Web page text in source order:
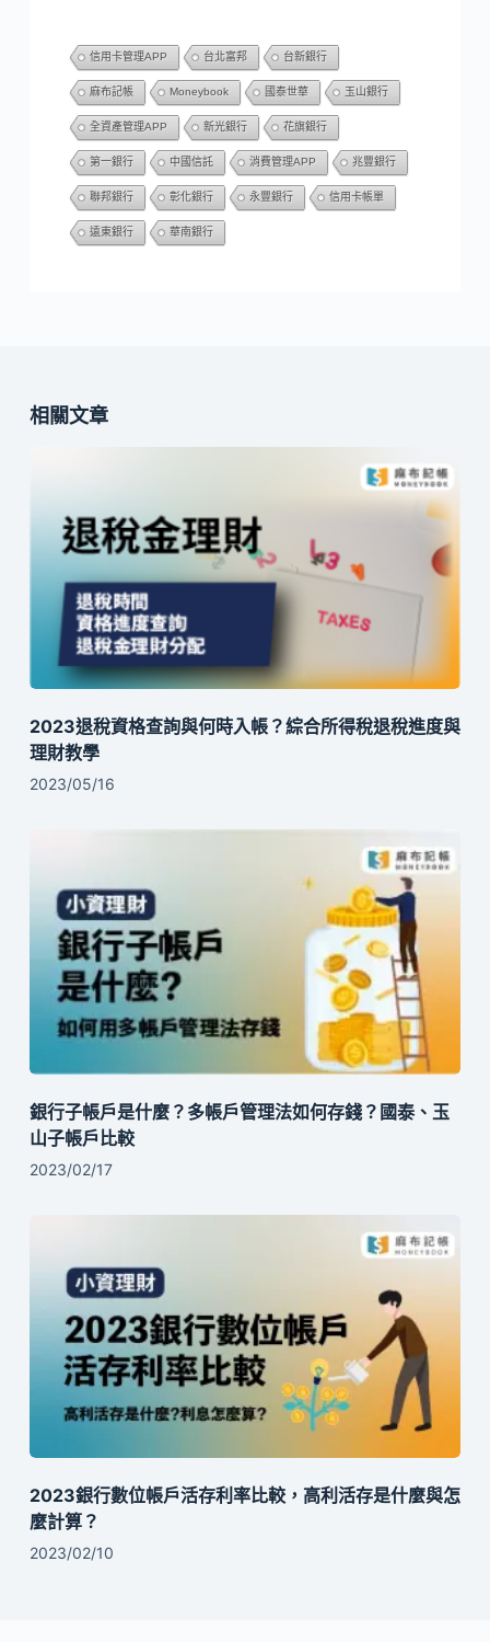
信用卡管理APP 台北富邦 台新銀行
麻布記帳 Moneybook 國泰世華 玉山銀行
全資產管理APP 新光銀行 花旗銀行
第一銀行 中國信託 消費管理APP 兆豐銀行
聯邦銀行 彰化銀行 永豐銀行 信用卡帳單
遠東銀行 華南銀行
相關文章
2023退稅資格查詢與何時入帳？綜合所得稅退稅進度與
理財教學
2023/05/16
銀行子帳戶是什麼？多帳戶管理法如何存錢？國泰、玉
山子帳戶比較
2023/02/17
2023銀行數位帳戶活存利率比較，高利活存是什麼與怎
麼計算？
2023/02/10